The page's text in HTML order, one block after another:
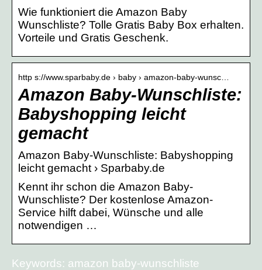
Wie funktioniert die Amazon Baby
Wunschliste? Tolle Gratis Baby Box erhalten.
Vorteile und Gratis Geschenk.
http s://www.sparbaby.de › baby › amazon-baby-wunsc…
Amazon Baby-Wunschliste:
Babyshopping leicht
gemacht
Amazon Baby-Wunschliste: Babyshopping
leicht gemacht › Sparbaby.de
Kennt ihr schon die Amazon Baby-
Wunschliste? Der kostenlose Amazon-
Service hilft dabei, Wünsche und alle
notwendigen …
Keywords: amazon baby-wunschliste